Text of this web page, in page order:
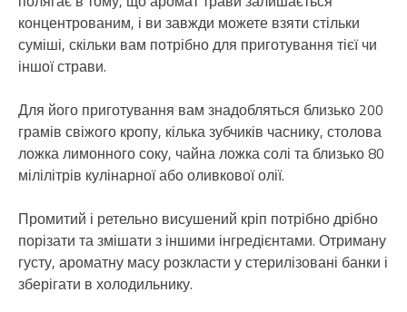
концентрованим, і ви завжди можете взяти стільки
суміші, скільки вам потрібно для приготування тієї чи
іншої страви.
Для його приготування вам знадобляться близько 200
грамів свіжого кропу, кілька зубчиків часнику, столова
ложка лимонного соку, чайна ложка солі та близько 80
мілілітрів кулінарної або оливкової олії.
Промитий і ретельно висушений кріп потрібно дрібно
порізати та змішати з іншими інгредієнтами. Отриману
густу, ароматну масу розкласти у стерилізовані банки і
зберігати в холодильнику.